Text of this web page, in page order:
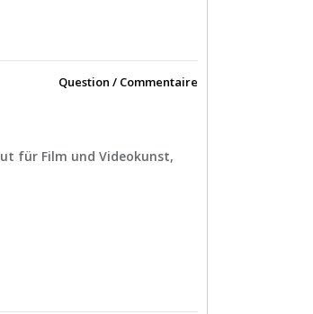
Question / Commentaire
für Film und Videokunst,